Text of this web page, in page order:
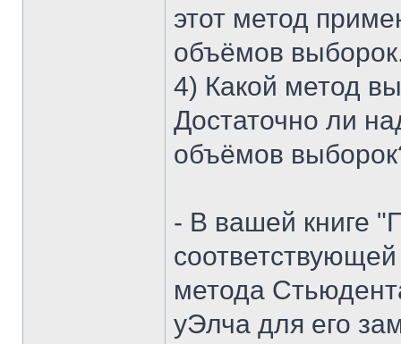
этот метод
объёмов
4) Какой метод
Достаточно ли
объёмов
- В вашей книге
соответствующей
метода
уЭлча для его